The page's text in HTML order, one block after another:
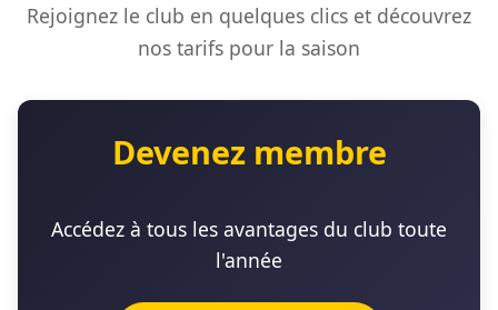
Rejoignez le club en quelques clics et découvrez
nos tarifs pour la saison
Devenez membre
Accédez à tous les avantages du club toute
l'année